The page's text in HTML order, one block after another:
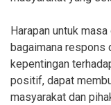
Harapan untuk
bagaimana respons
kepentingan
positif, dapat
masyarakat dan